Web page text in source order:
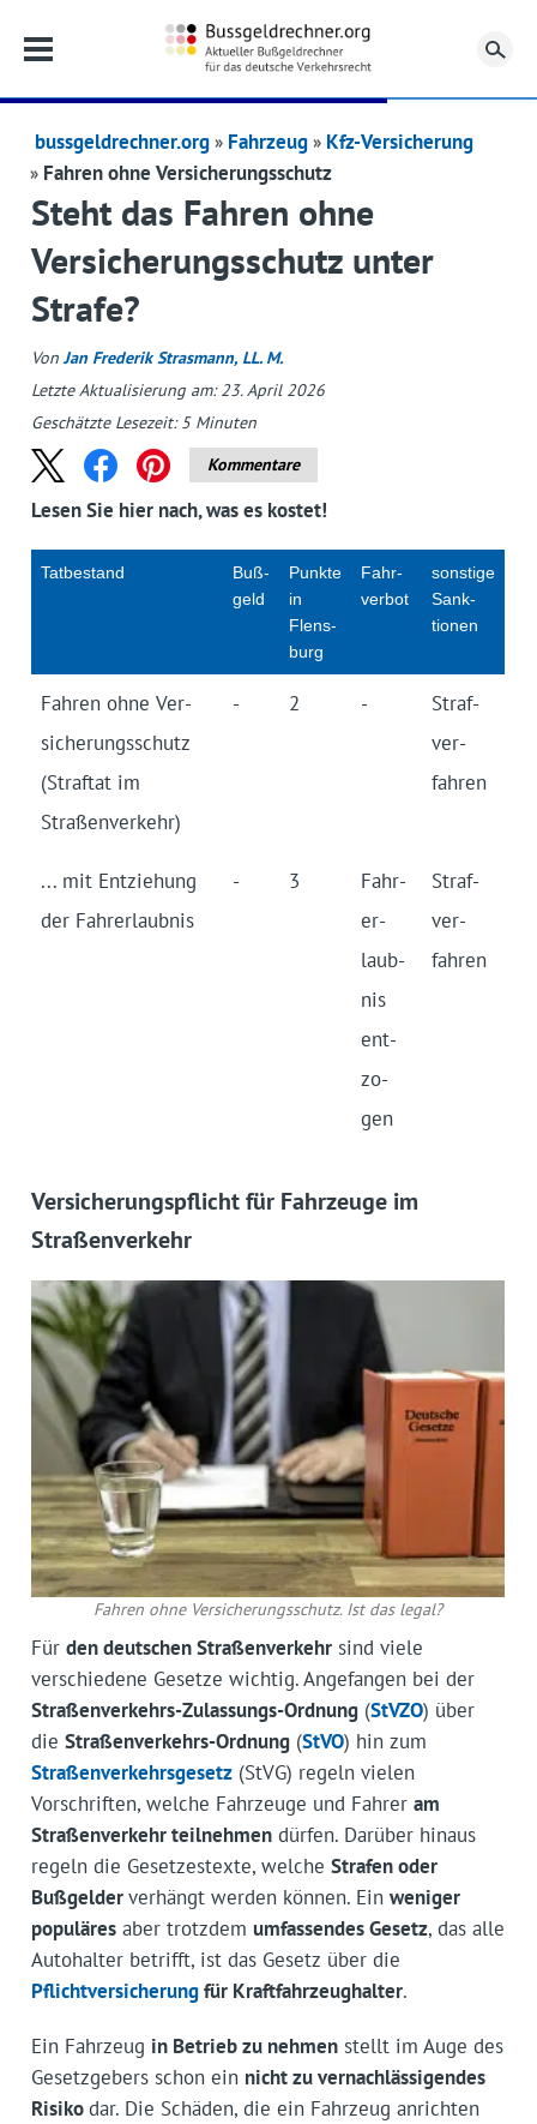
bussgeldrechner.org Fahrzeug
Kfz-Versicherung
Fahren ohne Versicherungsschutz
Steht das Fahren ohne
Versicherungsschutz unter
Strafe?
Von Jan Frederik Strasmann, LL. M.
Letzte Aktualisierung am: 23. April 2026
Geschätzte Lesezeit:5 Minuten
Kommentare
Lesen Sie hier nach, was es kostet!
Tat­be­stand
Buß­
geld
Punkte
in
Flens­
burg
Fahr­
verbot
sonstige
Sank­
tionen
Fahren ohne Ver­
sicher­ungs­schutz
(Straf­tat im
Straßen­verkehr)
- 2 -
Straf­
ver­
fahren
... mit Ent­zieh­ung
der Fahr­er­laub­nis
- 3
Fahr­
er­
laub­
nis
ent­
zo­
gen
Straf­
ver­
fahren
Versicherungspflicht für Fahrzeuge im
Straßenverkehr
Fahren ohne Versicherungsschutz. Ist das legal?
Für den deutschen Straßenverkehrsind viele
verschiedene Gesetze wichtig. Angefangen bei der
Straßenverkehrs-Zulassungs-Ordnung(StVZO) über
die Straßenverkehrs-Ordnung(StVO) hin zum
Straßenverkehrsgesetz(StVG) regeln vielen
Vorschriften, welche Fahrzeuge und Fahrer am
Straßenverkehr teilnehmendürfen. Darüber hinaus
regeln die Gesetzestexte, welche Strafen oder
Bußgelderverhängt werden können. Ein weniger
populäresaber trotzdem umfassendes Gesetz, das alle
Autohalter betrifft, ist das Gesetz über die
Pflichtversicherungfür Kraftfahrzeughalter.
Ein Fahrzeug in Betrieb zu nehmenstellt im Auge des
Gesetzgebers schon ein nicht zu vernachlässigendes
Risikodar. Die Schäden, die ein Fahrzeug anrichten